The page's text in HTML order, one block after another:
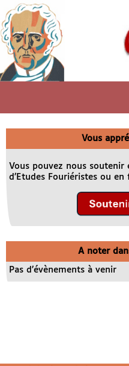
Vous
Vous pouvez nous soutenir
d’Etudes Fouriéristes ou
A noter
Pas d’évènements à venir